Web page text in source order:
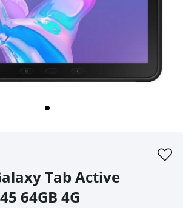
Tab Active
64GB 4G